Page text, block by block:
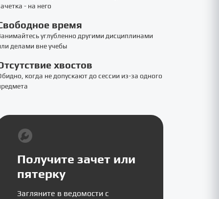
- на него
время
углубленно другими дисциплинами
делами вне учебы
хвостов
когда не допускают до сессии из-за одного
Получите зачет или
пятерку
Загляните в ведомости с